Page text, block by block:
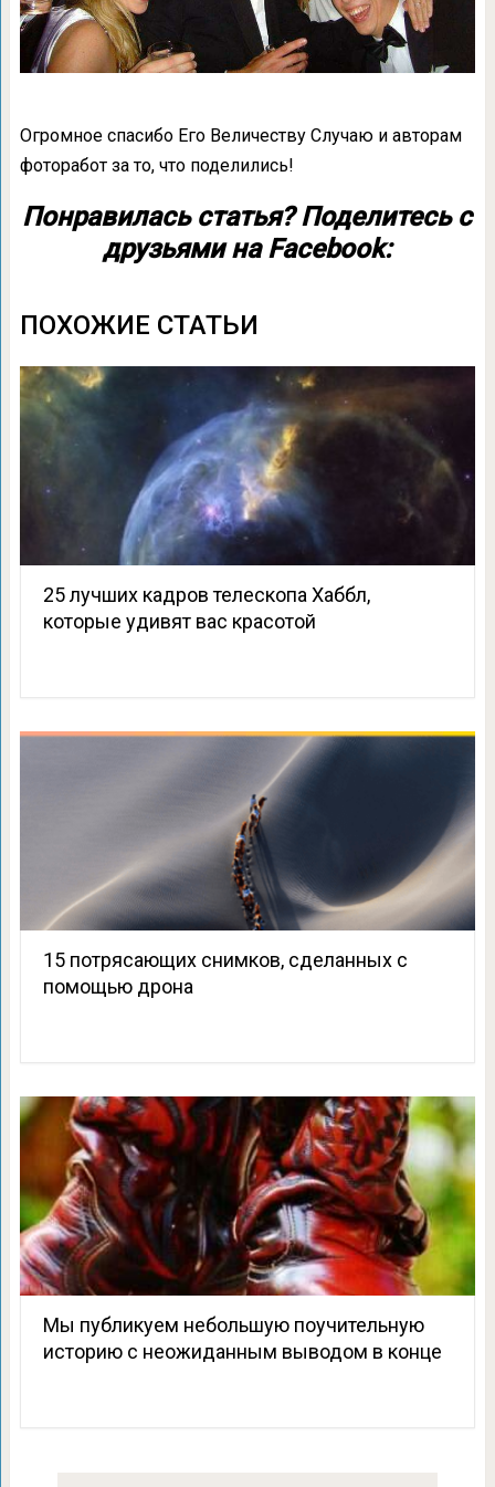
Огромное спасибо Его Величеству Случаю и авторам
фоторабот за то, что поделились!
Понравилась статья? Поделитесь с
друзьями на Facebook:
ПОХОЖИЕ СТАТЬИ
25 лучших кадров телескопа Хаббл,
которые удивят вас красотой
15 потрясающих снимков, сделанных с
помощью дрона
Мы публикуем небольшую поучительную
историю с неожиданным выводом в конце